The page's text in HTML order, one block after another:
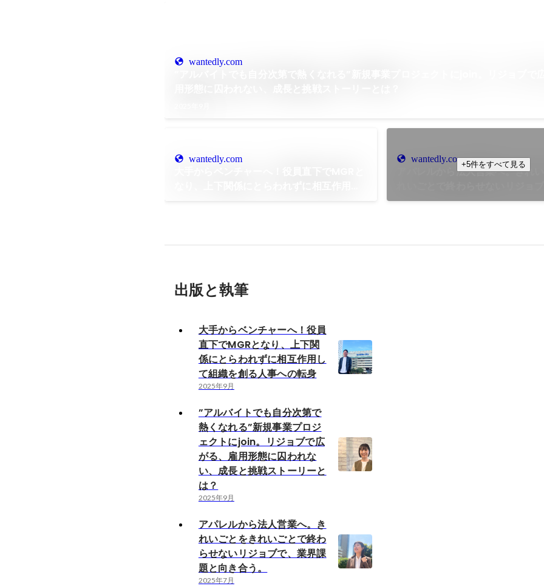
wantedly.com
wantedly.com wantedly.com
アパレルから法人営業へ。きれい
課題と向き合う。
+5件をすべて見る
出版と執筆
大手からベンチャーへ！役員
直下でMGRとなり、上下関
係にとらわれずに相互作用し
て組織を創る人事への転身
2025年9月
”アルバイトでも自分次第で
熱くなれる”新規事業プロジ
ェクトにjoin。リジョブで広
がる、雇用形態に囚われな
い、成長と挑戦ストーリーと
は？
2025年9月
アパレルから法人営業へ。き
れいごとをきれいごとで終わ
らせないリジョブで、業界課
題と向き合う。
2025年7月